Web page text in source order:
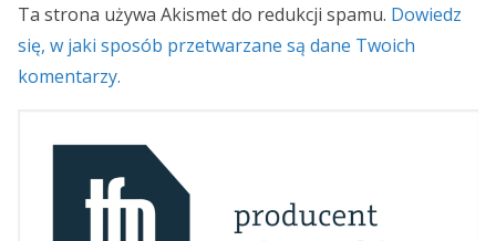
Ta strona używa Akismet do redukcji spamu. Dowiedz
się, w jaki sposób przetwarzane są dane Twoich
komentarzy.